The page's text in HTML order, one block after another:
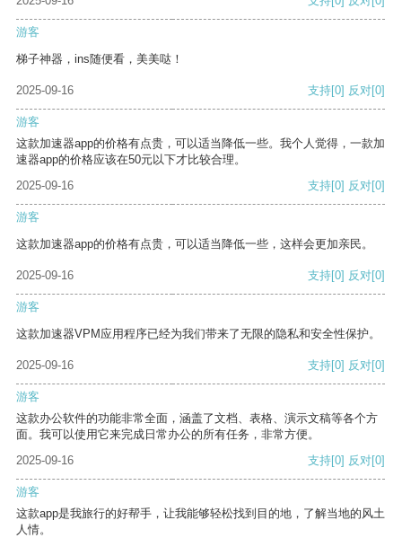
游客
梯子神器，ins随便看，美美哒！
2025-09-16 支持[0] 反对[0]
游客
这款加速器app的价格有点贵，可以适当降低一些。我个人觉得，一款加
速器app的价格应该在50元以下才比较合理。
2025-09-16
支持[0] 反对[0]
游客
这款加速器app的价格有点贵，可以适当降低一些，这样会更加亲民。
2025-09-16 支持[0] 反对[0]
游客
这款加速器VPM应用程序已经为我们带来了无限的隐私和安全性保护。
2025-09-16 支持[0] 反对[0]
游客
这款办公软件的功能非常全面，涵盖了文档、表格、演示文稿等各个方
面。我可以使用它来完成日常办公的所有任务，非常方便。
2025-09-16
支持[0] 反对[0]
游客
这款app是我旅行的好帮手，让我能够轻松找到目的地，了解当地的风土
人情。